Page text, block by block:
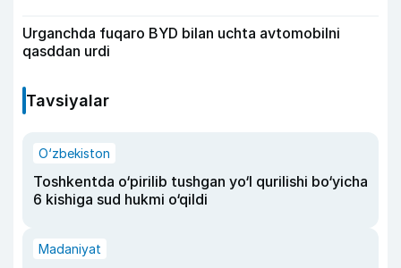
Urganchda fuqaro BYD bilan uchta avtomobilni
qasddan urdi
Tavsiyalar
O‘zbekiston
Toshkentda o‘pirilib tushgan yo‘l qurilishi bo‘yicha
6 kishiga sud hukmi o‘qildi
Madaniyat